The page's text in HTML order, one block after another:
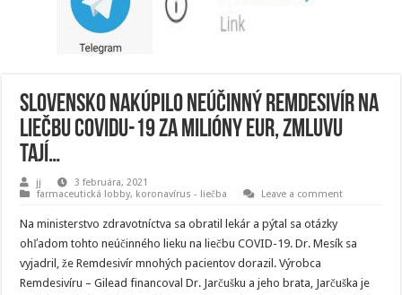
Slovensko nakúpilo neúčinný Remdesivír na
liečbu COVIDu-19 za milióny EUR, zmluvu
tají…
jj
3 februára, 2021
farmaceutická lobby, koronavírus - liečba Leave a comment
Na ministerstvo zdravotníctva sa obratil lekár a pýtal sa otázky
ohľadom tohto neúčinného lieku na liečbu COVID-19. Dr. Mesík sa
vyjadril, že Remdesivír mnohých pacientov dorazil. Výrobca
Remdesivíru – Gilead financoval Dr. Jarčušku a jeho brata, Jarčuška je